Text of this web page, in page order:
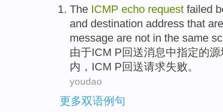
The ICMP echo request failed
and destination address that
message are not in the same
由于ICM P回送消息中指定的源
内 ，ICM P回送请求失败。
youdao
更多双语例句